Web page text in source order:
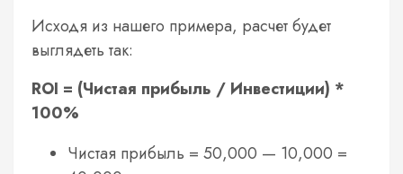
Исходя из нашего примера, расчет будет
выглядеть так:
ROI = (Чистая прибыль / Инвестиции) *
100%
Чистая прибыль = 50,000 — 10,000 =